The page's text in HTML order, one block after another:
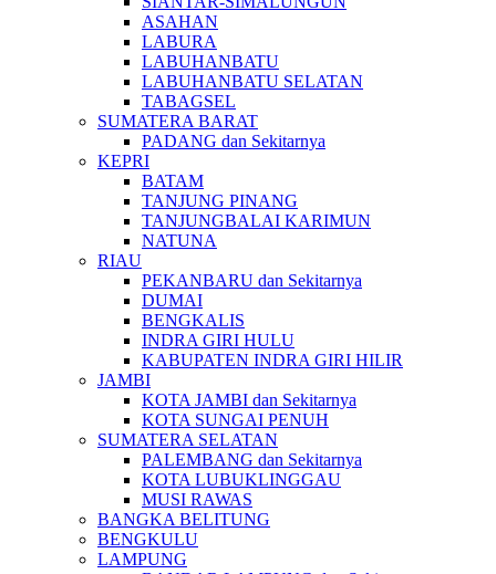
ASAHAN
LABURA
LABUHANBATU
LABUHANBATU SELATAN
TABAGSEL
SUMATERA BARAT
PADANG dan Sekitarnya
KEPRI
BATAM
TANJUNG PINANG
TANJUNGBALAI KARIMUN
NATUNA
RIAU
PEKANBARU dan Sekitarnya
DUMAI
BENGKALIS
INDRA GIRI HULU
KABUPATEN INDRA GIRI HILIR
JAMBI
KOTA JAMBI dan Sekitarnya
KOTA SUNGAI PENUH
SUMATERA SELATAN
PALEMBANG dan Sekitarnya
KOTA LUBUKLINGGAU
MUSI RAWAS
BANGKA BELITUNG
BENGKULU
LAMPUNG